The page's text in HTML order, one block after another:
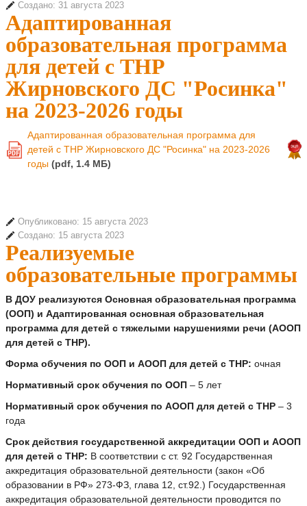
Создано: 31 августа 2023
Адаптированная
образовательная программа
для детей с ТНР
Жирновского ДС "Росинка"
на 2023-2026 годы
PDF
Адаптированная образовательная программа для
детей с ТНР Жирновского ДС "Росинка" на 2023-2026
годы (pdf, 1.4 MБ)
Опубликовано: 15 августа 2023
Создано: 15 августа 2023
Реализуемые
образовательные программы
В ДОУ реализуются Основная образовательная программа
(ООП) и Адаптированная основная образовательная
программа для детей с тяжелыми нарушениями речи (АООП
для детей с ТНР).
Форма обучения по ООП и АООП для детей с ТНР: очная
Нормативный срок обучения по ООП – 5 лет
Нормативный срок обучения по АООП для детей с ТНР – 3
года
Срок действия государственной аккредитации ООП и АООП
для детей с ТНР: В соответствии с ст. 92 Государственная
аккредитация образовательной деятельности (закон «Об
образовании в РФ» 273-ФЗ, глава 12, ст.92.) Государственная
аккредитация образовательной деятельности проводится по